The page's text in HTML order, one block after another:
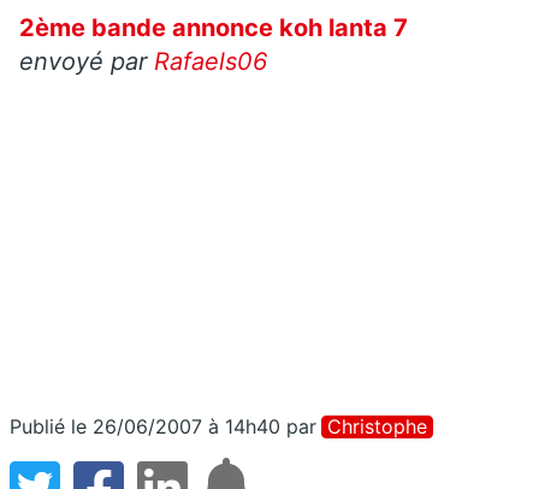
2ème bande annonce koh lanta 7
envoyé par Rafaels06
Publié le 26/06/2007 à 14h40 par Christophe